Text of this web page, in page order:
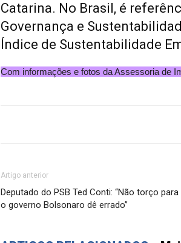
Catarina. No Brasil, é
Governança e
Índice de Sustentabilidade
Com informações e fotos da Assessoria de
Artigo anterior
Deputado do PSB Ted Conti: “Não torço para
o governo Bolsonaro dê errado”